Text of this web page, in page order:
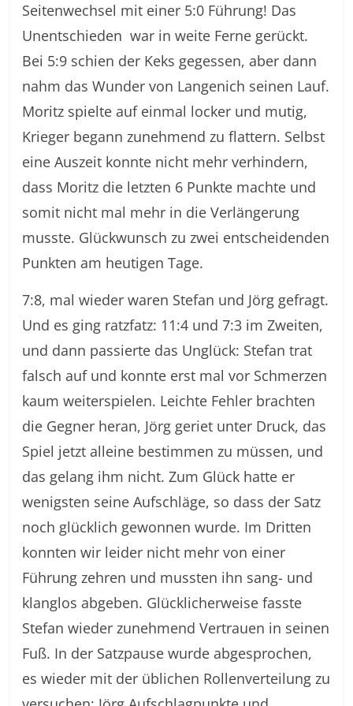
Seitenwechsel mit einer 5:0 Führung! Das
Unentschieden war in weite Ferne gerückt.
Bei 5:9 schien der Keks gegessen, aber dann
nahm das Wunder von Langenich seinen Lauf.
Moritz spielte auf einmal locker und mutig,
Krieger begann zunehmend zu flattern. Selbst
eine Auszeit konnte nicht mehr verhindern,
dass Moritz die letzten 6 Punkte machte und
somit nicht mal mehr in die Verlängerung
musste. Glückwunsch zu zwei entscheidenden
Punkten am heutigen Tage.
7:8, mal wieder waren Stefan und Jörg gefragt.
Und es ging ratzfatz: 11:4 und 7:3 im Zweiten,
und dann passierte das Unglück: Stefan trat
falsch auf und konnte erst mal vor Schmerzen
kaum weiterspielen. Leichte Fehler brachten
die Gegner heran, Jörg geriet unter Druck, das
Spiel jetzt alleine bestimmen zu müssen, und
das gelang ihm nicht. Zum Glück hatte er
wenigsten seine Aufschläge, so dass der Satz
noch glücklich gewonnen wurde. Im Dritten
konnten wir leider nicht mehr von einer
Führung zehren und mussten ihn sang- und
klanglos abgeben. Glücklicherweise fasste
Stefan wieder zunehmend Vertrauen in seinen
Fuß. In der Satzpause wurde abgesprochen,
es wieder mit der üblichen Rollenverteilung zu